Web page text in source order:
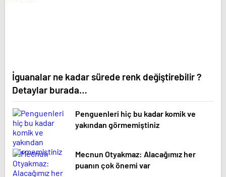
İguanalar ne kadar sürede renk değiştirebilir ?
Detaylar burada…
Penguenleri hiç bu kadar komik ve
yakından görmemiştiniz
Mecnun Otyakmaz: Alacağımız her
puanın çok önemi var